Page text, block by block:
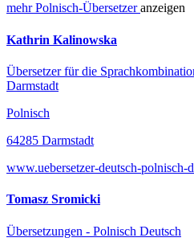
mehrPolnisch-Übersetzeranzeigen
Kathrin Kalinowska
Übersetzer für die
Darmstadt
Polnisch
64285 Darmstadt
www.uebersetzer-deutsch-polnisch-
Tomasz Sromicki
Übersetzungen - Polnisch Deutsch